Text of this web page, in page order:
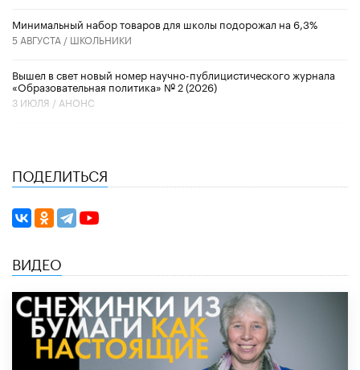
Минимальный набор товаров для школы подорожал на 6,3%
5 АВГУСТА / ШКОЛЬНИКИ
Вышел в свет новый номер научно-публицистического журнала
«Образовательная политика» № 2 (2026)
3 ИЮЛЯ / АНОНС
ПОДЕЛИТЬСЯ
ВИДЕО